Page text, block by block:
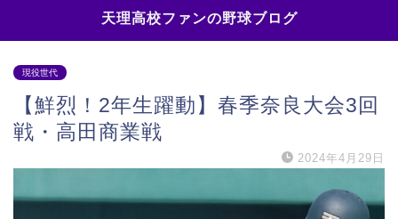
天理高校ファンの野球ブログ
現役世代
【鮮烈！2年生躍動】春季奈良大会3回
戦・高田商業戦
2024年4月29日